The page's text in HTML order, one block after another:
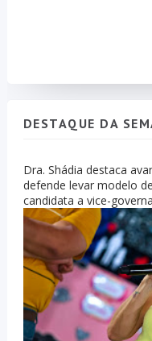
DESTAQUE DA
Dra. Shádia destaca
defende levar modelo
candidata a vice-